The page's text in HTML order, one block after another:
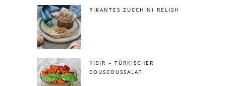
PIKANTES ZUCCHINI RELISH
KISIR – TÜRKISCHER
COUSCOUSSALAT